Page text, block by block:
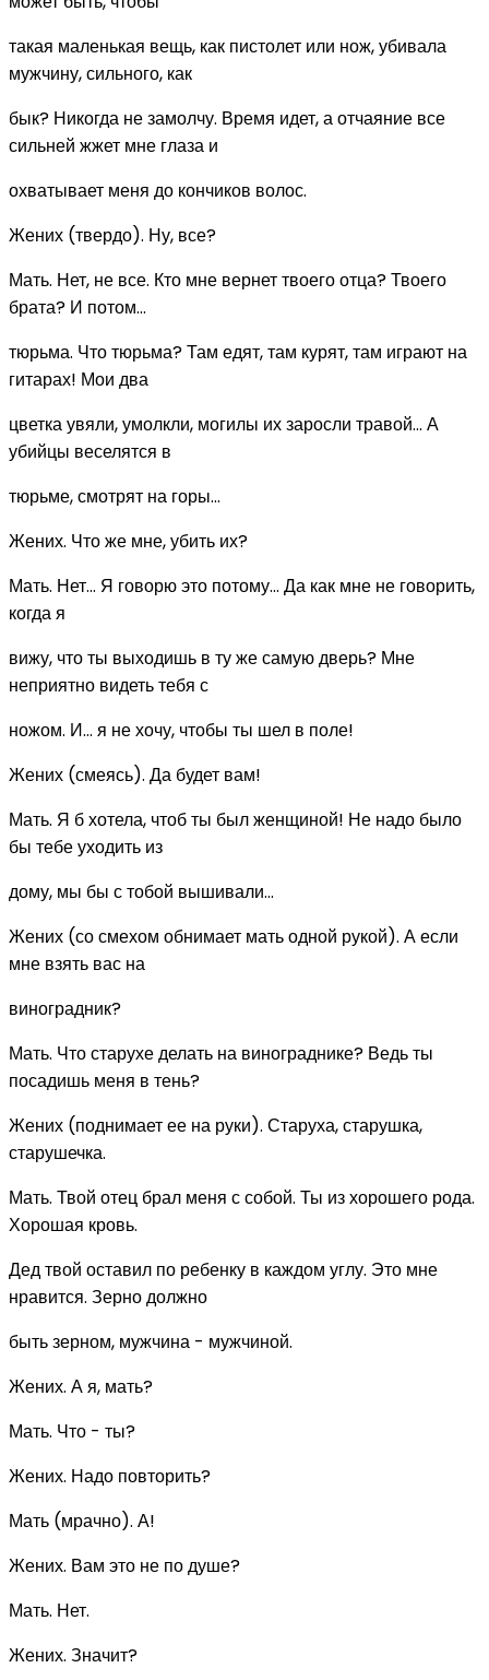
такая маленькая вещь, как пистолет или нож, убивала
мужчину, сильного, как
бык? Никогда не замолчу. Время идет, а отчаяние все
сильней жжет мне глаза и
охватывает меня до кончиков волос.
Жених (твердо). Ну, все?
Мать. Нет, не все. Кто мне вернет твоего отца? Твоего
брата? И потом...
тюрьма. Что тюрьма? Там едят, там курят, там играют на
гитарах! Мои два
цветка увяли, умолкли, могилы их заросли травой... А
убийцы веселятся в
тюрьме, смотрят на горы...
Жених. Что же мне, убить их?
Мать. Нет... Я говорю это потому... Да как мне не говорить,
когда я
вижу, что ты выходишь в ту же самую дверь? Мне
неприятно видеть тебя с
ножом. И... я не хочу, чтобы ты шел в поле!
Жених (смеясь). Да будет вам!
Мать. Я б хотела, чтоб ты был женщиной! Не надо было
бы тебе уходить из
дому, мы бы с тобой вышивали...
Жених (со смехом обнимает мать одной рукой). А если
мне взять вас на
виноградник?
Мать. Что старухе делать на винограднике? Ведь ты
посадишь меня в тень?
Жених (поднимает ее на руки). Старуха, старушка,
старушечка.
Мать. Твой отец брал меня с собой. Ты из хорошего рода.
Хорошая кровь.
Дед твой оставил по ребенку в каждом углу. Это мне
нравится. Зерно должно
быть зерном, мужчина - мужчиной.
Жених. А я, мать?
Мать. Что - ты?
Жених. Надо повторить?
Мать (мрачно). А!
Жених. Вам это не по душе?
Мать. Нет.
Жених. Значит?